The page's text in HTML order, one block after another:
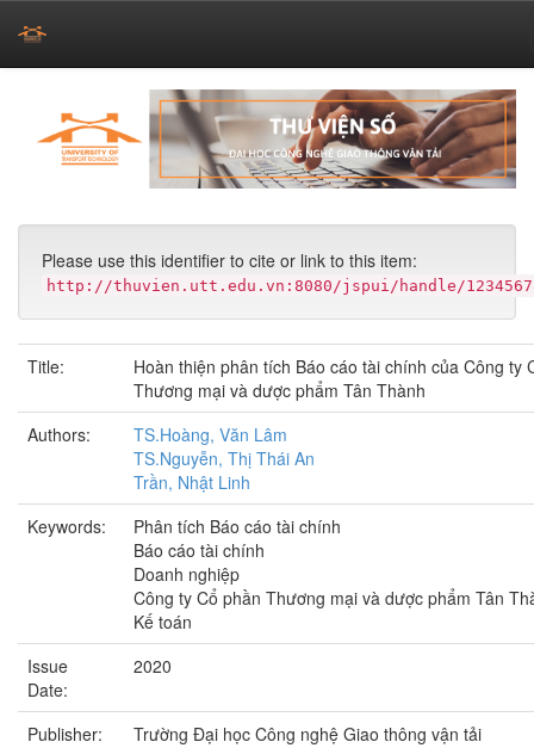
navigation
Please use this identifier to cite or link to this item:
http://thuvien.utt.edu.vn:8080/jspui/handle/
Title:
Hoàn thiện phân tích Báo cáo tài chính của Công ty
Thương mại và dược phẩm Tân Thành
Authors:
TS.Hoàng, Văn Lâm
TS.Nguyễn, Thị Thái An
Trần, Nhật Linh
Keywords:
Phân tích Báo cáo tài chính
Báo cáo tài chính
Doanh nghiệp
Công ty Cổ phần Thương mại và dược phẩm Tân
Kế toán
Issue
Date:
2020
Publisher:
Trường Đại học Công nghệ Giao thông vận tải